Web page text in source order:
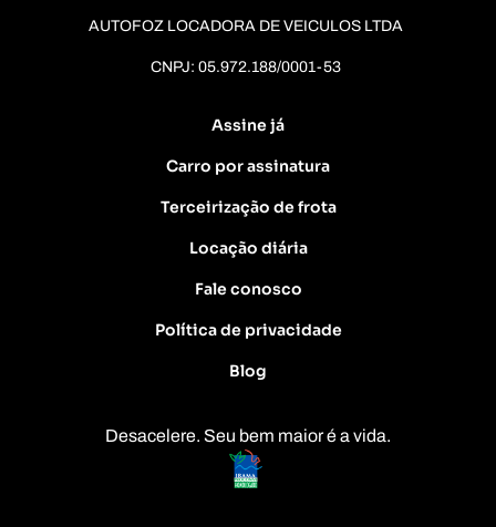
AUTOFOZ LOCADORA DE VEICULOS LTDA
CNPJ: 05.972.188/0001-53
Assine já
Carro por assinatura
Terceirização de frota
Locação diária
Fale conosco
Política de privacidade
Blog
Desacelere. Seu bem maior é a vida.